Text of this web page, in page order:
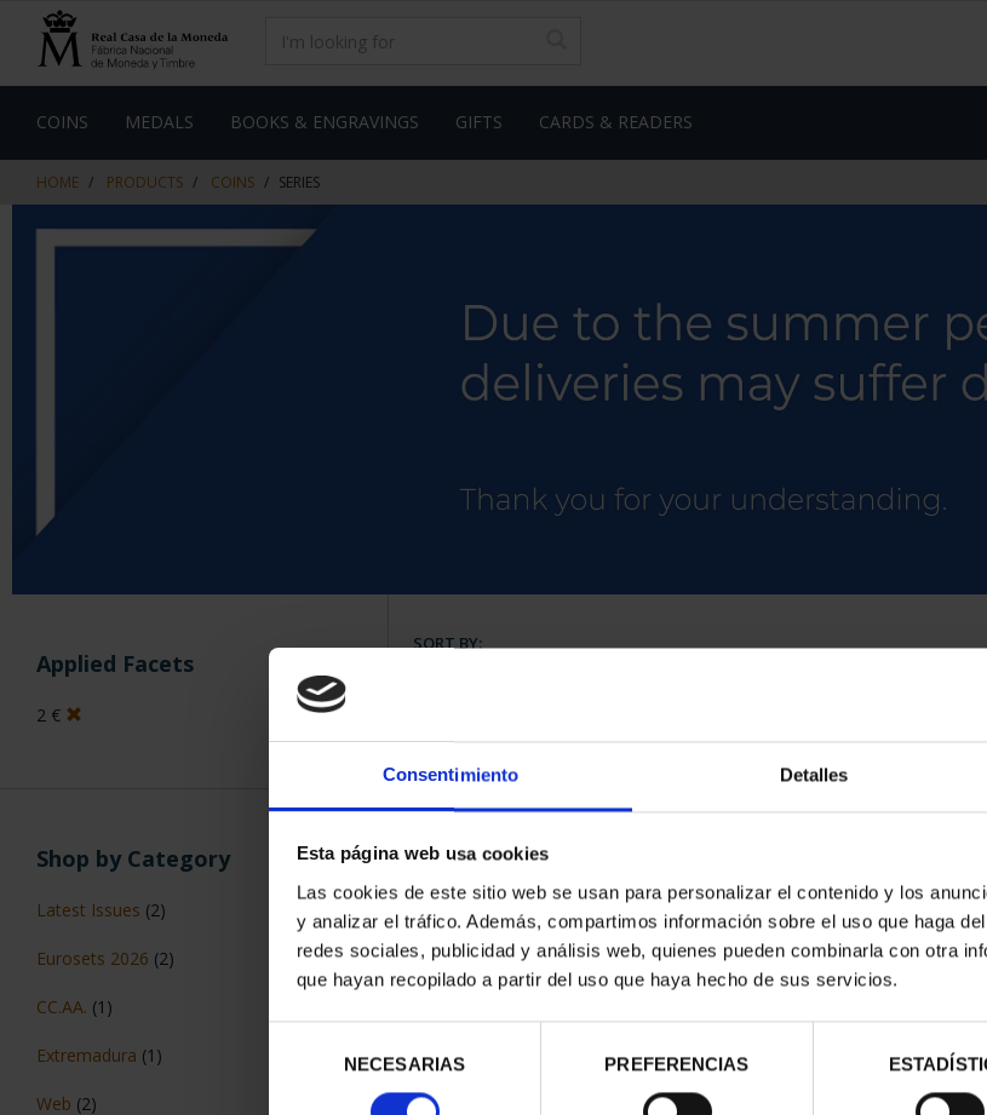
Consentimiento Detalles
Esta página web usa cookies
Las cookies de este sitio web se usan para personalizar el contenido y los
y analizar el tráfico. Además, compartimos información sobre el uso que haga
redes sociales, publicidad y análisis web, quienes pueden combinarla con otra
que hayan recopilado a partir del uso que haya hecho de sus servicios.
consentimiento
NECESARIAS PREFERENCIAS
content
navigation
menu
COINS MEDALS BOOKS & ENGRAVINGS GIFTS CARDS & READERS
HOME PRODUCTS COINS SERIES
Applied Facets
2 €
Shop by Category
Latest Issues (2)
Eurosets 2026 (2)
CC.AA. (1)
Extremadura (1)
Web (2)
SORT BY:
6 Products found
2 EURO PROOF WORLD
2 EURO PROOF WORLD